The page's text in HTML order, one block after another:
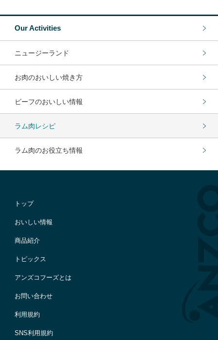
Our Activities
ニュージーランド
お肉のおいしい焼き方
ビーフのおいしい情報
ラム肉レシピ
ラム肉のお役立ち情報
トップ
おいしい情報
商品紹介
トピックス
アンズコフーズとは
お問い合わせ
利用規約
SNS利用規約